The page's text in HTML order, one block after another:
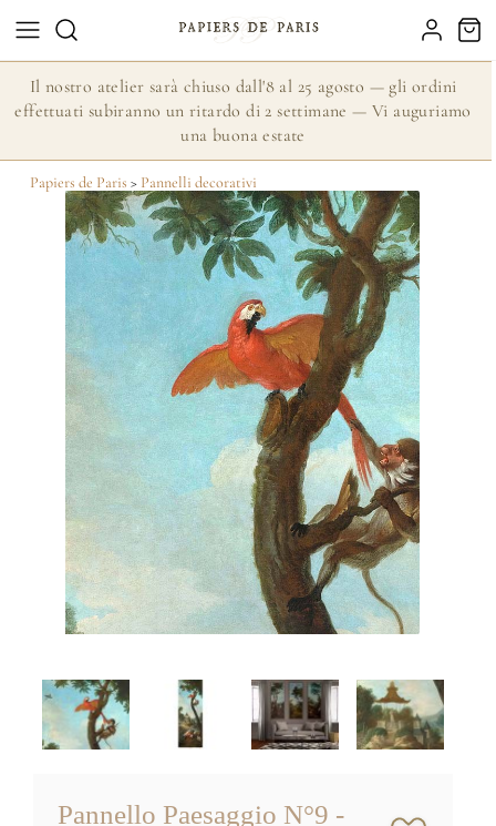
Il nostro atelier sarà chiuso dall'8 al 25 agosto — gli ordini
effettuati subiranno un ritardo di 2 settimane — Vi auguriamo
una buona estate
Papiers de Paris > Pannelli decorativi
Pannello Paesaggio N°9 -